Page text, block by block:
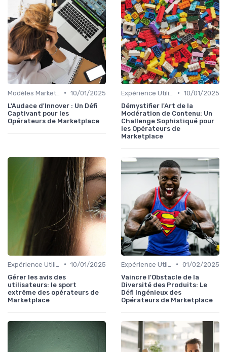
• 10/01/2025
L'Audace d'Innover : Un Défi
Captivant pour les
Opérateurs de Marketplace
• 10/01/2025
Démystifier l'Art de la
Modération de Contenu: Un
Challenge Sophistiqué pour
les Opérateurs de
Marketplace
• 10/01/2025
Gérer les avis des
utilisateurs: le sport
extrême des opérateurs de
Marketplace
• 01/02/2025
Vaincre l'Obstacle de la
Diversité des Produits: Le
Défi Ingénieux des
Opérateurs de Marketplace